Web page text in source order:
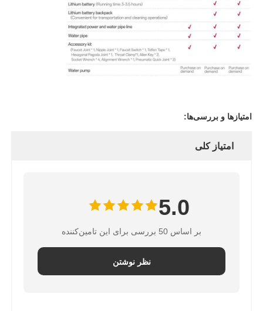
امتیازها و بررسی‌ها:
امتیاز کلی
5.0
بر اساس 50 بررسی برای این تامین‌کننده
نظر نوشتن